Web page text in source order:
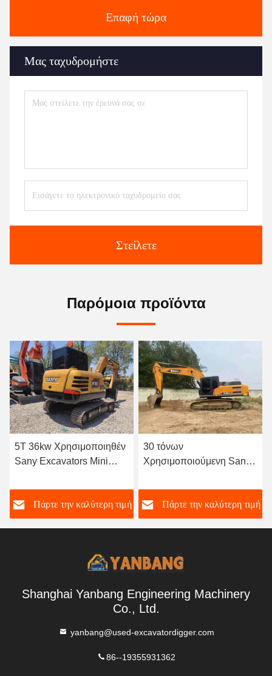
Επαφή τώρα
Μας ταχυδρομήστε
Στείλετε
Παρόμοια προϊόντα
30 τόνων
Χρησιμοποιούμενη Sany
μεγέθους κατασκευή Sany
Sy305h
Χρησιμοποιούμενες
Πάρτε την καλύτερη τιμή
0.21m3 κουβάς 6ton
Χρησιμοποιούνται Sany
Χρησιμοποιούνται
Excavator Excaver Για
Sany SY60
Πάρτε την καλύτερη τιμή
Shanghai Yanbang Engineering Machinery
Co., Ltd.
yanbang@used-excavatordigger.com
86--19355931362